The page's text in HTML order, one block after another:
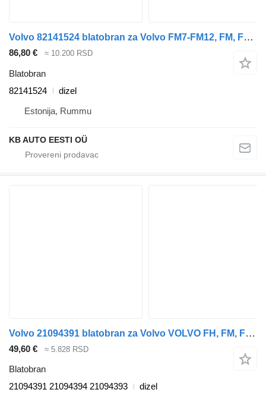
Volvo 82141524 blatobran za Volvo FM7-FM12, FM, FMX (1998-2014) kamiona
86,80 € ≈ 10.200 RSD
Blatobran
82141524
dizel
Estonija, Rummu
KB AUTO EESTI OÜ
Volvo 21094391 blatobran za Volvo VOLVO FH, FM, FMX-4 series (2013-) kamiona
49,60 € ≈ 5.828 RSD
Blatobran
21094391 21094394 21094393
dizel